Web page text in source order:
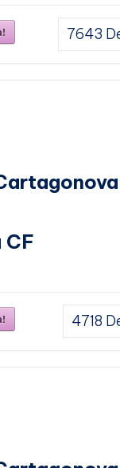
7643
CF
4718